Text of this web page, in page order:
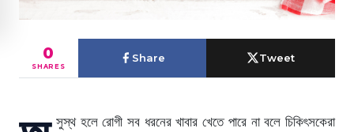
0
SHARES
Share Tweet
সুস্থ হলে রোগী সব ধরনের খাবার খেতে পারে না বলে চিকিৎসকেরা